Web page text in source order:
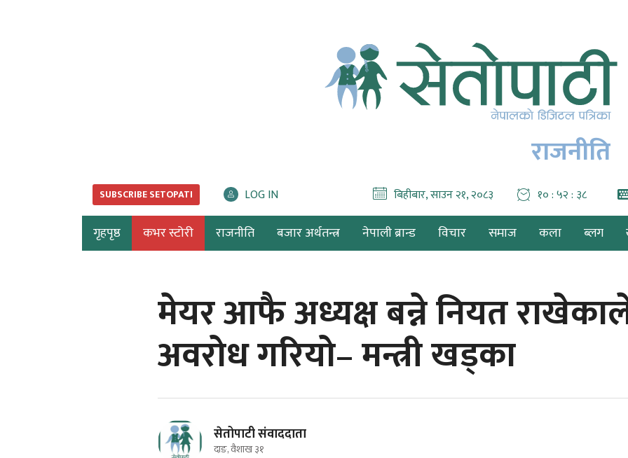
राजनीति
SUBSCRIBE SETOPATI LOG IN बिहीबार, साउन २१, २०८३ १० : ५२ : ४०
गृहपृष्ठ कभर स्टोरी राजनीति बजार अर्थतन्त्र नेपाली ब्रान्ड विचार समाज कला ब्लग
मेयर आफै अध्यक्ष बन्ने नियत
अवरोध गरियो– मन्त्री खड्का
सेतोपाटी संवाददाता
दाङ, वैशाख ३१